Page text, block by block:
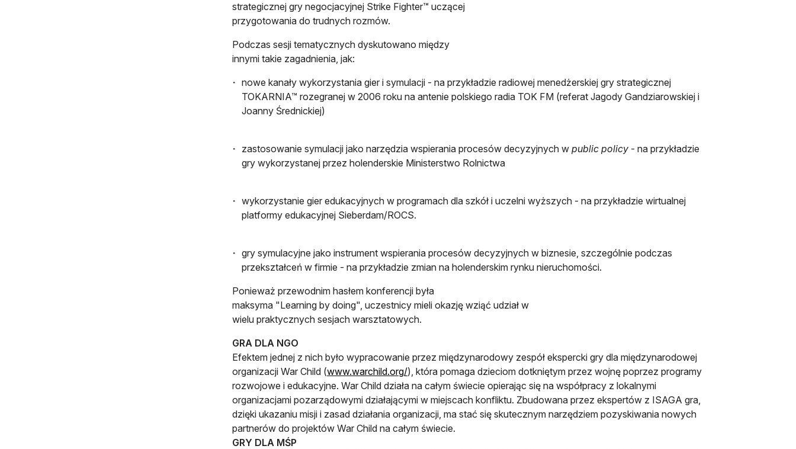
strategicznej gry negocjacyjnej Strike Fighter™ uczącej
przygotowania do trudnych rozmów.
Podczas sesji tematycznych dyskutowano między
innymi takie zagadnienia, jak:
nowe kanały wykorzystania gier i symulacji - na przykładzie radiowej menedżerskiej gry strategicznej
TOKARNIA™ rozegranej w 2006 roku na antenie polskiego radia TOK FM (referat Jagody Gandziarowskiej i
Joanny Średnickiej)
zastosowanie symulacji jako narzędzia wspierania procesów decyzyjnych w public policy - na przykładzie
gry wykorzystanej przez holenderskie Ministerstwo Rolnictwa
wykorzystanie gier edukacyjnych w programach dla szkół i uczelni wyższych - na przykładzie wirtualnej
platformy edukacyjnej Sieberdam/ROCS.
gry symulacyjne jako instrument wspierania procesów decyzyjnych w biznesie, szczególnie podczas
przekształceń w firmie - na przykładzie zmian na holenderskim rynku nieruchomości.
Ponieważ przewodnim hasłem konferencji była
maksyma "Learning by doing", uczestnicy mieli okazję wziąć udział w
wielu praktycznych sesjach warsztatowych.
GRA DLA NGO
Efektem jednej z nich było wypracowanie przez międzynarodowy zespół ekspercki gry dla międzynarodowej
organizacji War Child (www.warchild.org/), która pomaga dzieciom dotkniętym przez wojnę poprzez programy
rozwojowe i edukacyjne. War Child działa na całym świecie opierając się na współpracy z lokalnymi
organizacjami pozarządowymi działającymi w miejscach konfliktu. Zbudowana przez ekspertów z ISAGA gra,
dzięki ukazaniu misji i zasad działania organizacji, ma stać się skutecznym narzędziem pozyskiwania nowych
partnerów do projektów War Child na całym świecie.
GRY DLA MŚP